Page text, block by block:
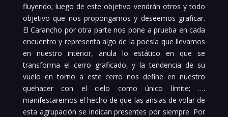
fluyendo; luego de este objetivo vendrán otros y todo
objetivo que nos propongamos y deseemos graficar.
El Carancho por otra parte nos pone a prueba en cada
encuentro y representa algo de la poesía que llevamos
en nuestro interior, anula lo estático en que se
transforma el cerro graficado, y la tendencia de su
vuelo en torno a este cerro nos define en nuestro
quehacer con el cielo como único límite; ….
manifestaremos el hecho de que las ansias de volar de
esta agrupación se indican presentes por siempre. Por